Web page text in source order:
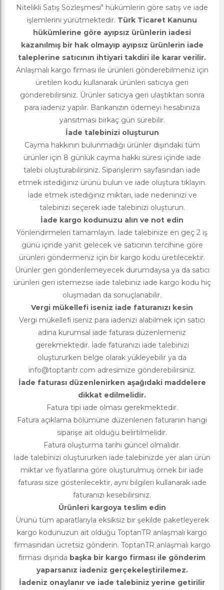
Nitelikli Satış Sözleşmesi" hükümlerin göre satış ve iade
işlemlerini yürütmektedir. Türk Ticaret Kanunu
hükümlerine göre ayıpsız ürünlerin iadesi
kazanılmış bir hak olmayıp ayıpsız ürünlerin iade
taleplerine satıcının ihtiyari takdiri ile karar verilir.
Anlaşmalı kargo firması ile ürünleri gönderebilmeniz için
üretilen kodu kullanarak ürünleri satıcıya geri
gönderebilirsiniz. Ürünler satıcıya geri ulaştıktan sonra
para iadeniz yapılır. Bankanızın ödemeyi hesabınıza
yansıtması birkaç gün sürebilir.
İade talebinizi oluşturun
Cayma hakkının bulunmadığı ürünler dışındaki tüm
ürünler için 8 günlük cayma hakkı süresi içinde iade
talebi oluşturabilirsiniz. Siparişlerim sayfasından iade
etmek istediğiniz ürünü bulun ve iade oluştura tıklayın.
İade etmek istediğiniz miktarı, iade nedeninizi ve
talebinizi seçerek iade talebinizi oluşturun.
İade kargo kodunuzu alın ve not edin
Yönlendirmeleri tamamlayın. İade talebinize en geç 2 iş
günü içinde yanıt gelecek ve satıcının tercihine göre
ürünleri göndermeniz için bir kargo kodu üretilecektir.
Ürünler geri gönderilemeyecek durumdaysa ya da satıcı
ürünleri geri istemezse iade talebiniz iade kargo kodu hiç
oluşmadan da sonuçlanabilir.
Vergi mükellefi iseniz iade faturanızı kesin
Vergi mükellefi iseniz para iadenizi alabilmek için satıcı
adına kurumsal iade faturası düzenlemeniz
gerekmektedir. İade faturanızı iade talebinizi
oluştururken belge olarak yükleyebilir ya da
info@toptantr.com adresimize gönderebilirsiniz.
İade faturası düzenlenirken aşağıdaki maddelere
dikkat edilmelidir.
Fatura tipi iade olması gerekmektedir.
Fatura açıklama bölümüne düzenlenen faturanın hangi
siparişe ait olduğu belirtilmelidir.
Fatura oluşturma tarihi güncel olmalıdır.
İade talebinizi oluştururken iade talebinizde yer alan ürün
miktar ve fiyatlarına göre oluşturulmuş örnek bir iade
faturası size gösterilecektir, aynı bilgileri kullanarak iade
faturanızı kesebilirsiniz.
Ürünleri kargoya teslim edin
Ürünü tüm aparatlarıyla eksiksiz bir şekilde paketleyerek
kargo kodunuzun ait olduğu ToptanTR anlaşmalı kargo
firmasından ücretsiz gönderin. ToptanTR anlaşmalı kargo
firması dışında başka bir kargo firması ile gönderim
yaparsanız iadeniz gerçekeleştirilemez.
İadeniz onaylanır ve iade talebiniz yerine getirilir